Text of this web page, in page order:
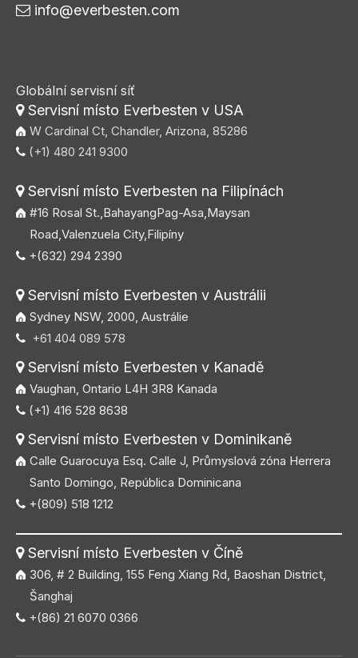
 info@everbesten.com
Globální servisní síť
Servisní místo Everbesten v USA
W Cardinal Ct, Chandler, Arizona, 85286
 (+1) 480 241 9300
Servisní místo Everbesten na Filipínách
#16 Rosal St.,BahayangPag-Asa,Maysan
Road,Valenzuela City,Filipíny
 +(632) 294 2390
Servisní místo Everbesten v Austrálii
Sydney NSW, 2000, Austrálie
 +61 404 089 578
Servisní místo Everbesten v Kanadě
Vaughan, Ontario L4H 3R8 Kanada
 (+1) 416 528 8638
Servisní místo Everbesten v Dominikaně
Calle Guarocuya Esq. Calle J, Průmyslová zóna Herrera
Santo Domingo, República Dominicana
 +(809) 518 1212
Servisní místo Everbesten v Číně
306, # 2 Building, 155 Feng Xiang Rd, Baoshan District,
Šanghaj
 +(86) 21 6070 0366